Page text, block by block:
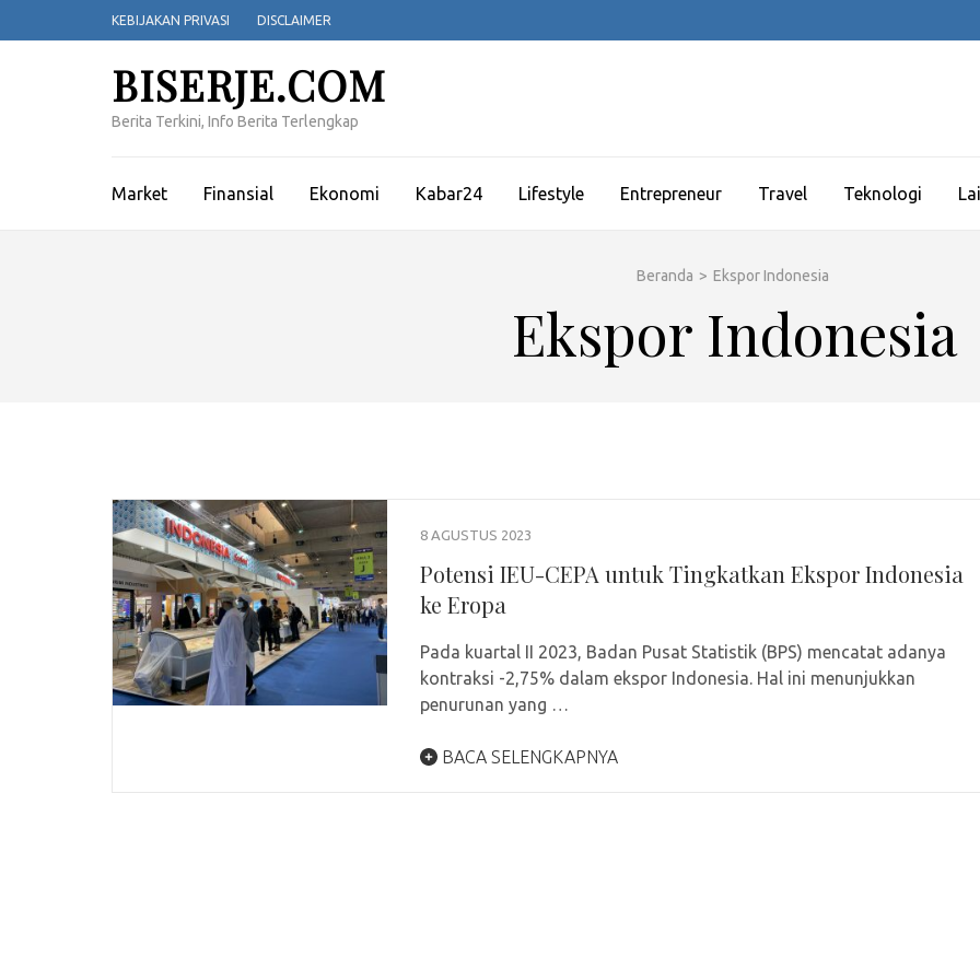
ke
KEBIJAKAN PRIVASI DISCLAIMER
BISERJE.COM
Berita Terkini, Info Berita Terlengkap
Market Finansial Ekonomi Kabar24 Lifestyle Entrepreneur Travel Teknologi
Beranda > Ekspor Indonesia
Ekspor Indonesia
8 AGUSTUS 2023
Potensi IEU-CEPA untuk Tingkatkan Ekspor Indonesia
ke Eropa
Pada kuartal II 2023, Badan Pusat Statistik (BPS) mencatat adanya
kontraksi -2,75% dalam ekspor Indonesia. Hal ini menunjukkan
penurunan yang …
BACA SELENGKAPNYA